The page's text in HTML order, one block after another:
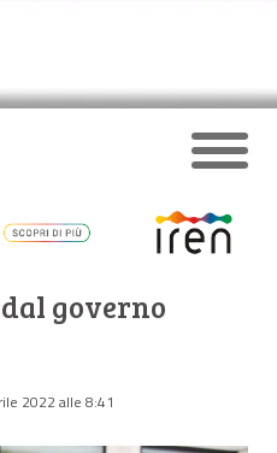
governo
2022 alle 8:41